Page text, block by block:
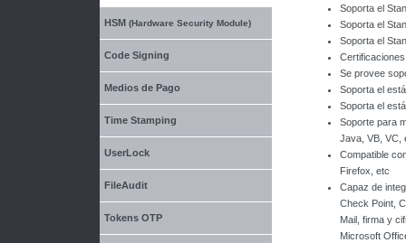
HSM (Hardware Security Module)
Code Signing
Medios de Pago
Time Stamping
UserLock
FileAudit
Tokens OTP
Soporta el
Soporta el
Soporta el
Se provee
Soporta el
Soporta el
Soporte para
Java, VB, VC,
Compatible
Firefox, etc
Capaz de
Check Point,
Mail, firma y
Microsoft